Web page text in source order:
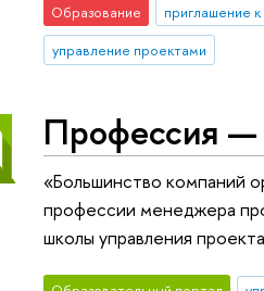
Образование приглашение
управление проектами
Профессия —
«Большинство компаний
профессии менеджера
школы управления